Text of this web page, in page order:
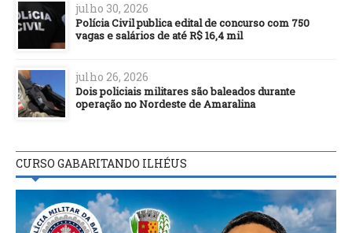
julho 30, 2026
Polícia Civil publica edital de concurso com 750
vagas e salários de até R$ 16,4 mil
julho 26, 2026
Dois policiais militares são baleados durante
operação no Nordeste de Amaralina
CURSO GABARITANDO ILHÉUS